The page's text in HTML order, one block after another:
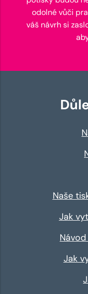
odolné vůči
váš návrh si
Naše
Jak
Jak